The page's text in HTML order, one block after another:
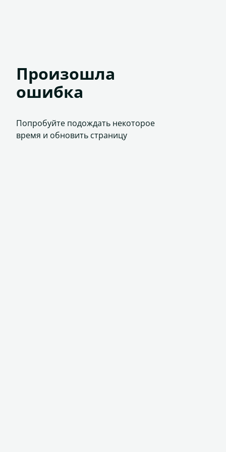
Произошла
ошибка
Попробуйте подождать некоторое
время и обновить страницу